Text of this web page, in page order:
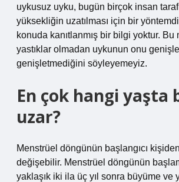
uykusuz uyku, bugün birçok insan
yüksekliğin uzatılması için bir
konuda kanıtlanmış bir bilgi yoktur. Bu
yastıklar olmadan uykunun onu
genişletmediğini söyleyemeyiz.
En çok hangi yaşta
uzar?
Menstrüel döngünün başlangıcı
değişebilir. Menstrüel döngünün
yaklaşık iki ila üç yıl sonra büyüme ve